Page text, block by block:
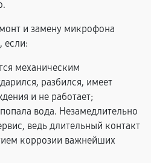
и замену микрофона
если:
механическим
разбился, имеет
и не работает;
вода. Незамедлительно
ведь длительный контакт
коррозии важнейших